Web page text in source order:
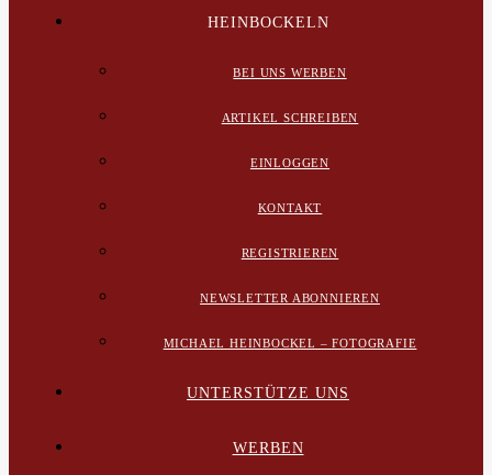
HEINBOCKELN
BEI UNS WERBEN
ARTIKEL SCHREIBEN
EINLOGGEN
KONTAKT
REGISTRIEREN
NEWSLETTER ABONNIEREN
MICHAEL HEINBOCKEL – FOTOGRAFIE
UNTERSTÜTZE UNS
WERBEN